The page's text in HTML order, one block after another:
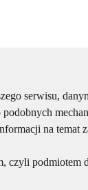
serwisu,
na temat
czyli podmiotem